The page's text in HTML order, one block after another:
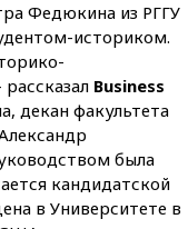
Федюкина из РГГУ
историком.
Business
декан факультета
была
кандидатской
в Университете в